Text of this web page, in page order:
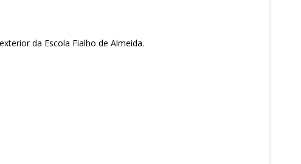
da Escola Fialho de Almeida.